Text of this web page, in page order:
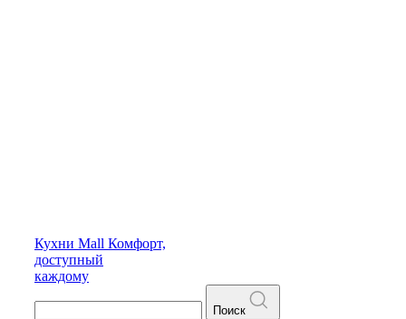
Кухни Mall Комфорт,
доступный
каждому
Поиск